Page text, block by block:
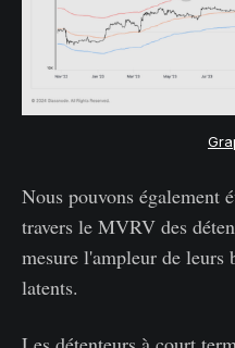
Nous pouvons également
travers le MVRV des
mesure l'ampleur de leurs
latents.